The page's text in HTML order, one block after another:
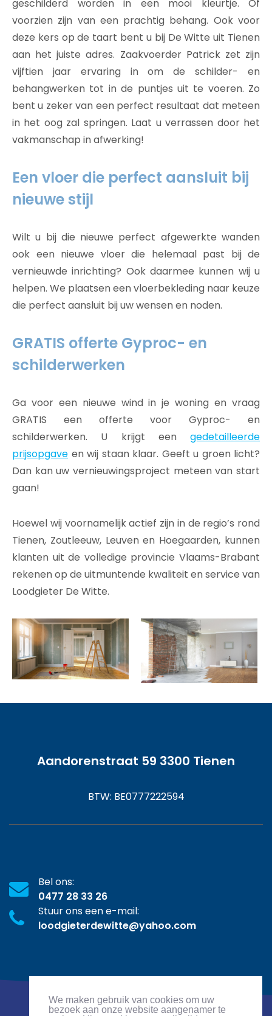
We maken gebruik van cookies om uw
bezoek aan onze website aangenamer te
geschilderd worden in een mooi kleurtje. Of
voorzien zijn van een prachtig behang. Ook voor
deze kers op de taart bent u bij De Witte uit Tienen
aan het juiste adres. Zaakvoerder Patrick zet zijn
vijftien jaar ervaring in om de schilder- en
behangwerken tot in de puntjes uit te voeren. Zo
bent u zeker van een perfect resultaat dat meteen
in het oog zal springen. Laat u verrassen door het
vakmanschap in afwerking!
Een vloer die perfect aansluit bij
nieuwe stijl
Wilt u bij die nieuwe perfect afgewerkte wanden
ook een nieuwe vloer die helemaal past bij de
vernieuwde inrichting? Ook daarmee kunnen wij u
helpen. We plaatsen een vloerbekleding naar keuze
die perfect aansluit bij uw wensen en noden.
GRATIS offerte Gyproc- en
schilderwerken
Ga voor een nieuwe wind in je woning en vraag
GRATIS een offerte voor Gyproc- en
schilderwerken. U krijgt een gedetailleerde
prijsopgave en wij staan klaar. Geeft u groen licht?
Dan kan uw vernieuwingsproject meteen van start
gaan!
Hoewel wij voornamelijk actief zijn in de regio’s rond
Tienen, Zoutleeuw, Leuven en Hoegaarden, kunnen
klanten uit de volledige provincie Vlaams-Brabant
rekenen op de uitmuntende kwaliteit en service van
Loodgieter De Witte.
Aandorenstraat 59 3300 Tienen
BTW: BE0777222594
Bel ons:
0477 28 33 26
Stuur ons een e-mail:
loodgieterdewitte@yahoo.com